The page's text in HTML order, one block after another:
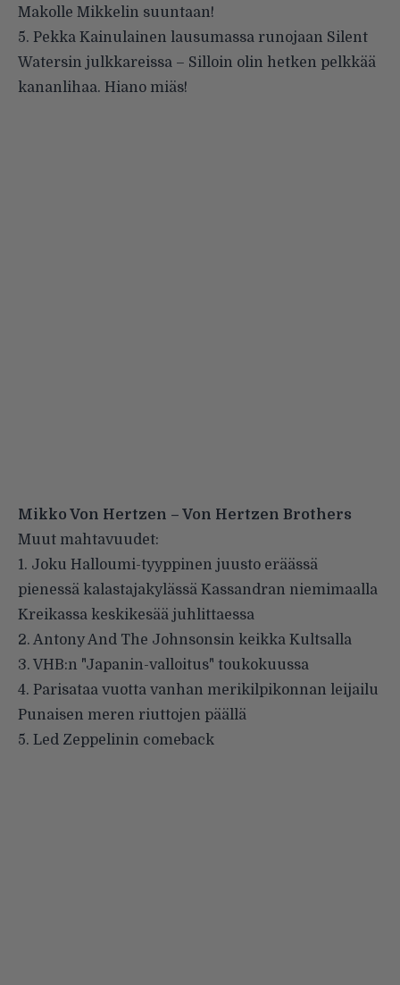
Makolle Mikkelin suuntaan!
5. Pekka Kainulainen lausumassa runojaan Silent
Watersin julkkareissa – Silloin olin hetken pelkkää
kananlihaa. Hiano miäs!
Mikko Von Hertzen – Von Hertzen Brothers
Muut mahtavuudet:
1. Joku Halloumi-tyyppinen juusto eräässä
pienessä kalastajakylässä Kassandran niemimaalla
Kreikassa keskikesää juhlittaessa
2. Antony And The Johnsonsin keikka Kultsalla
3. VHB:n "Japanin-valloitus" toukokuussa
4. Parisataa vuotta vanhan merikilpikonnan leijailu
Punaisen meren riuttojen päällä
5. Led Zeppelinin comeback